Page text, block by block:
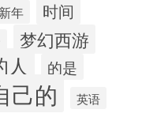
新年 时间
梦幻西游
人 的是
己的 英语